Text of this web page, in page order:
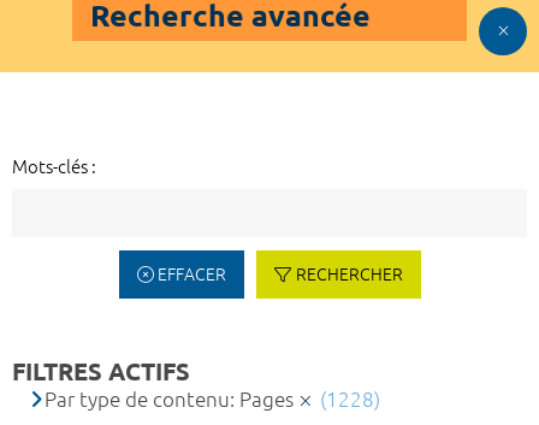
Recherche avancée
Mots-clés :
EFFACER RECHERCHER
FILTRES ACTIFS
Par type de contenu: Pages (1228)